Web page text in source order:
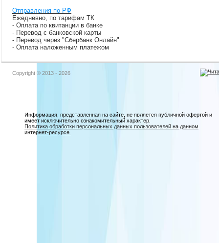
Отправления по РФ
Ежедневно, по тарифам ТК
- Оплата по квитанции в банке
- Перевод с банковской карты
- Перевод через "Сбербанк Онлайн"
- Оплата наложенным платежом
Copyright © 2013 - 2026
Информация, представленная на сайте, не является публичной офертой и
имеет исключительно ознакомительный характер.
Политика обработки персональных данных пользователей на данном
интернет-ресурсе.